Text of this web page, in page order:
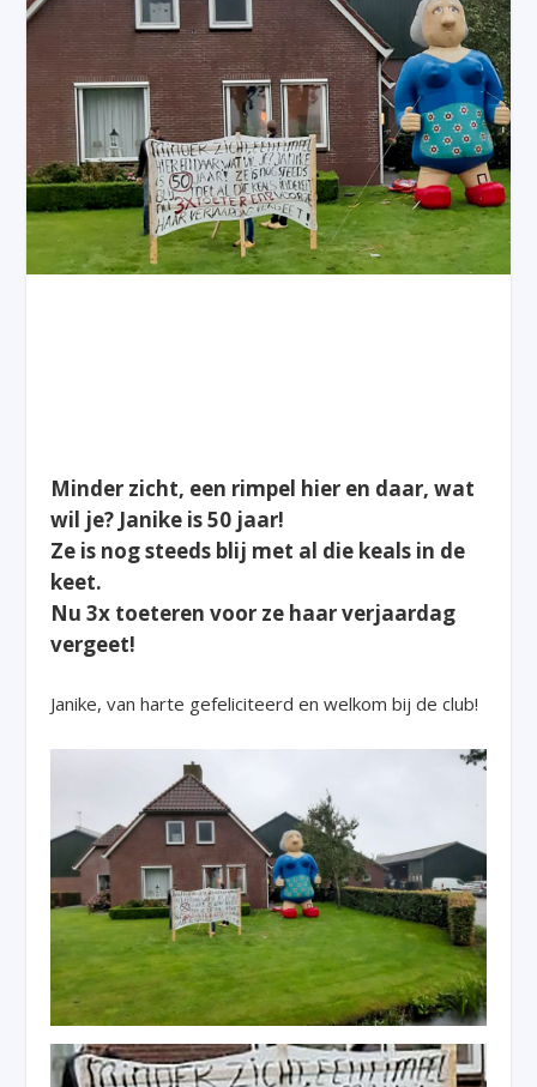
Minder zicht, een rimpel hier en daar, wat
wil je? Janike is 50 jaar!
Ze is nog steeds blij met al die keals in de
keet.
Nu 3x toeteren voor ze haar verjaardag
vergeet!
Janike, van harte gefeliciteerd en welkom bij de club!